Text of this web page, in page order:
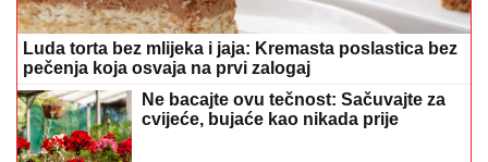
Luda torta bez mlijeka i jaja: Kremasta poslastica bez
pečenja koja osvaja na prvi zalogaj
Ne bacajte ovu tečnost: Sačuvajte za
cvijeće, bujaće kao nikada prije